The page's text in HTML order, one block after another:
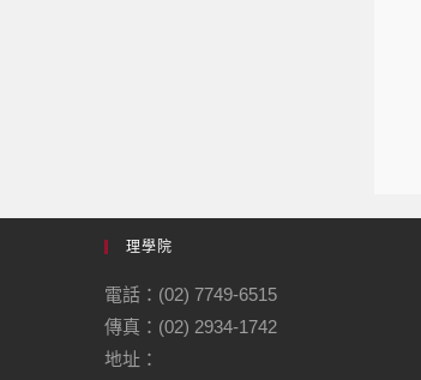
理學院
電話：(02) 7749-6515
傳真：(02) 2934-1742
地址：